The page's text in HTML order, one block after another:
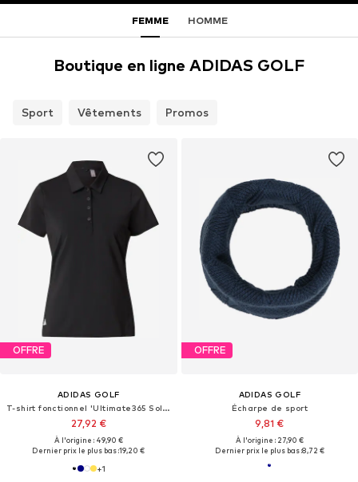
FEMME HOMME
Boutique en ligne ADIDAS GOLF
Sport Vêtements Promos
OFFRE
ADIDAS GOLF
T-shirt fonctionnel 'Ultimate365 Solid'
27,92 €
À l'origine : 49,90 €
Dernier prix le plus bas :19,20 €
+1
OFFRE
ADIDAS GOLF
Écharpe de sport
9,81 €
À l'origine : 27,90 €
Dernier prix le plus bas :8,72 €